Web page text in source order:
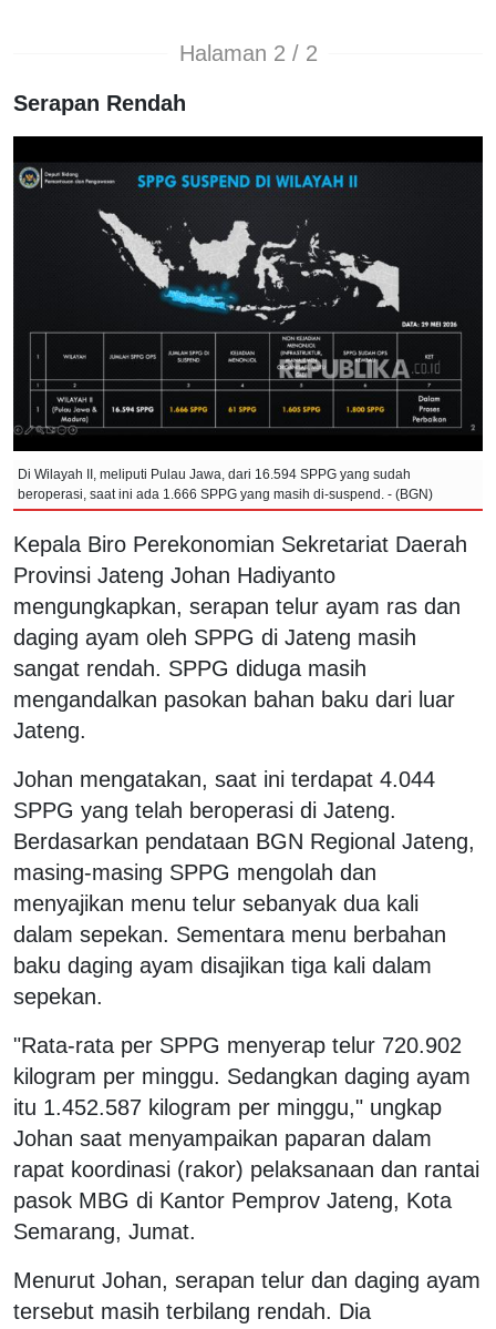
Halaman 2 / 2
Serapan Rendah
Di Wilayah II, meliputi Pulau Jawa, dari 16.594 SPPG yang sudah
beroperasi, saat ini ada 1.666 SPPG yang masih di-suspend. - (BGN)
Kepala Biro Perekonomian Sekretariat Daerah
Provinsi Jateng Johan Hadiyanto
mengungkapkan, serapan telur ayam ras dan
daging ayam oleh SPPG di Jateng masih
sangat rendah. SPPG diduga masih
mengandalkan pasokan bahan baku dari luar
Jateng.
Johan mengatakan, saat ini terdapat 4.044
SPPG yang telah beroperasi di Jateng.
Berdasarkan pendataan BGN Regional Jateng,
masing-masing SPPG mengolah dan
menyajikan menu telur sebanyak dua kali
dalam sepekan. Sementara menu berbahan
baku daging ayam disajikan tiga kali dalam
sepekan.
"Rata-rata per SPPG menyerap telur 720.902
kilogram per minggu. Sedangkan daging ayam
itu 1.452.587 kilogram per minggu," ungkap
Johan saat menyampaikan paparan dalam
rapat koordinasi (rakor) pelaksanaan dan rantai
pasok MBG di Kantor Pemprov Jateng, Kota
Semarang, Jumat.
Menurut Johan, serapan telur dan daging ayam
tersebut masih terbilang rendah. Dia